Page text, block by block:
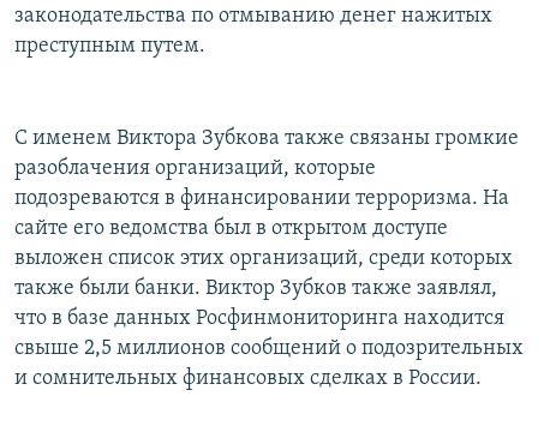
законодательства по отмыванию денег нажитых
преступным путем.
С именем Виктора Зубкова также связаны громкие
разоблачения организаций, которые
подозреваются в финансировании терроризма. На
сайте его ведомства был в открытом доступе
выложен список этих организаций, среди которых
также были банки. Виктор Зубков также заявлял,
что в базе данных Росфинмониторинга находится
свыше 2,5 миллионов сообщений о подозрительных
и сомнительных финансовых сделках в России.